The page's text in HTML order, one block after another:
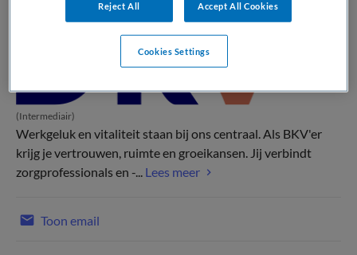
(Intermediair)
Werkgeluk en vitaliteit staan bij ons centraal. Als BKV'er
krijg je vertrouwen, ruimte en groeikansen. Jij verbindt
zorgprofessionals en -... Lees meer
Toon email
Reject All Accept All Cookies
Cookies Settings